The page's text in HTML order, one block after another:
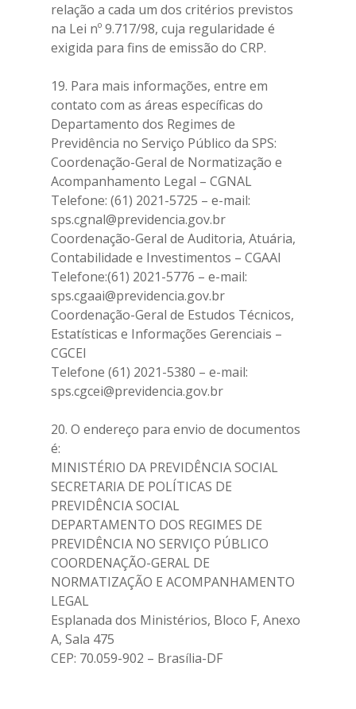
relação a cada um dos critérios previstos
na Lei nº 9.717/98, cuja regularidade é
exigida para fins de emissão do CRP.
19. Para mais informações, entre em
contato com as áreas específicas do
Departamento dos Regimes de
Previdência no Serviço Público da SPS:
Coordenação-Geral de Normatização e
Acompanhamento Legal – CGNAL
Telefone: (61) 2021-5725 – e-mail:
sps.cgnal@previdencia.gov.br
Coordenação-Geral de Auditoria, Atuária,
Contabilidade e Investimentos – CGAAI
Telefone:(61) 2021-5776 – e-mail:
sps.cgaai@previdencia.gov.br
Coordenação-Geral de Estudos Técnicos,
Estatísticas e Informações Gerenciais –
CGCEI
Telefone (61) 2021-5380 – e-mail:
sps.cgcei@previdencia.gov.br
20. O endereço para envio de documentos
é:
MINISTÉRIO DA PREVIDÊNCIA SOCIAL
SECRETARIA DE POLÍTICAS DE
PREVIDÊNCIA SOCIAL
DEPARTAMENTO DOS REGIMES DE
PREVIDÊNCIA NO SERVIÇO PÚBLICO
COORDENAÇÃO-GERAL DE
NORMATIZAÇÃO E ACOMPANHAMENTO
LEGAL
Esplanada dos Ministérios, Bloco F, Anexo
A, Sala 475
CEP: 70.059-902 – Brasília-DF